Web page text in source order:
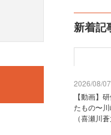
新着記
2026/08/
【動画】
たもの〜
（喜瀬川